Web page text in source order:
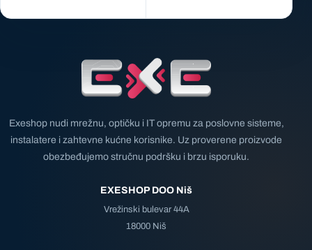
Exeshop nudi mrežnu, optičku i IT opremu za poslovne sisteme,
instalatere i zahtevne kućne korisnike. Uz proverene proizvode
obezbeđujemo stručnu podršku i brzu isporuku.
EXESHOP DOO Niš
Vrežinski bulevar 44A
18000 Niš